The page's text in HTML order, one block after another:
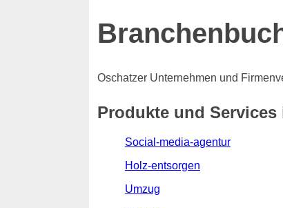
Oschatzer Unternehmen und
Produkte und Services
Social-media-agentur
Holz-entsorgen
Umzug